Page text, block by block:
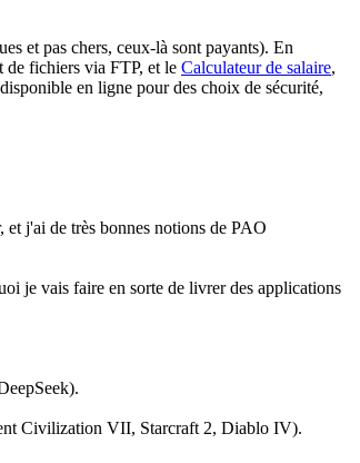
et pas chers, ceux-là sont payants). En
de fichiers via FTP, et le Calculateur de salaire,
en ligne pour des choix de sécurité,
j'ai de très bonnes notions de PAO
je vais faire en sorte de livrer des applications
Civilization VII, Starcraft 2, Diablo IV).